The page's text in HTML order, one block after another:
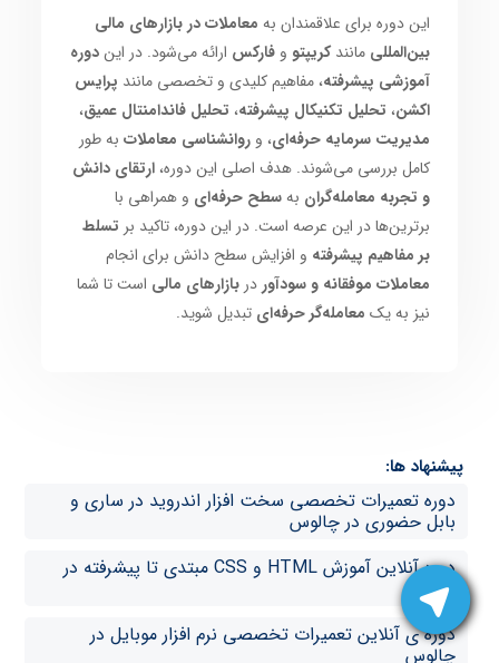
این دوره برای علاقمندان به معاملات در بازارهای مالی
بین‌المللی مانندکریپتو وفارکس ارائه می‌شود. در ایندوره
آموزشی پیشرفته، مفاهیم کلیدی و تخصصی مانند پرایس
اکشن، تحلیل تکنیکال پیشرفته، تحلیل فاندامنتال عمیق،
مدیریت سرمایه حرفه‌ای، وروانشناسی معاملات به طور
کامل بررسی می‌شوند. هدف اصلی این دوره،ارتقای دانش
و تجربه معامله‌گران بهسطح حرفه‌ای و همراهی با
برترین‌ها در این عرصه است. در این دوره، تاکید بر تسلط
بر مفاهیم پیشرفته و افزایش سطح دانش برای انجام
معاملات موفقانه و سودآور دربازارهای مالی است تا شما
نیز به یک معامله‌گر حرفه‌ای تبدیل شوید.
پیشنهاد ها:
دوره تعمیرات تخصصی سخت افزار اندروید در ساری و
بابل حضوری در چالوس
دوره آنلاین آموزش HTML و CSS مبتدی تا پیشرفته در
چالوس
دوره ی آنلاین تعمیرات تخصصی نرم افزار موبایل در
چالوس